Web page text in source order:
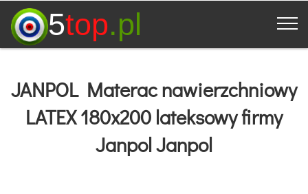
5top.pl
JANPOL Materac nawierzchniowy
LATEX 180x200 lateksowy firmy
Janpol Janpol